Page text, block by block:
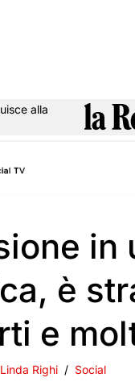
alla
in
è
e
Linda Righi Social